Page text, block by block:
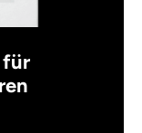
für